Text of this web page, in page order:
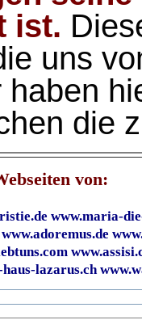
ist.
uns
die
von:
www.maria-
www.adoremus.de
haus-lazarus.ch